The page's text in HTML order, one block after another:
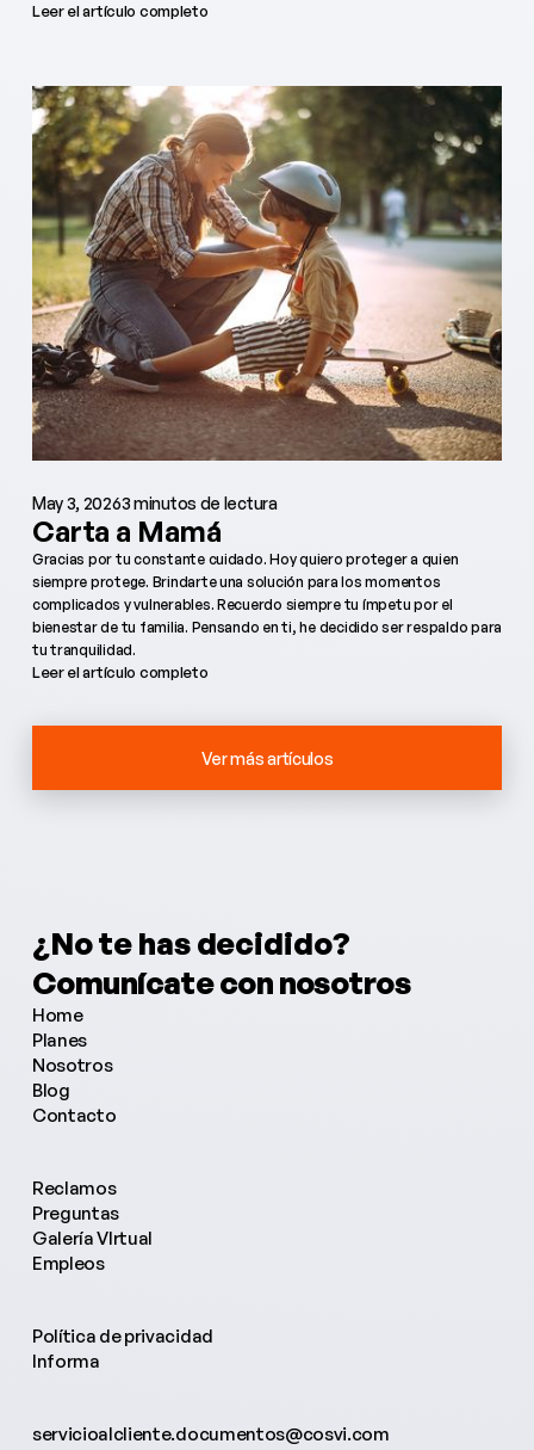
Leer el artículo completo
May 3, 20263 minutos de lectura
Carta a Mamá
Gracias por tu constante cuidado. Hoy quiero proteger a quien
siempre protege. Brindarte una solución para los momentos
complicados y vulnerables. Recuerdo siempre tu ímpetu por el
bienestar de tu familia. Pensando en ti, he decidido ser respaldo para
tu tranquilidad.
Leer el artículo completo
Ver más artículos
¿No te has decidido?
¿Necesitas más información?
¿Tienes alguna pregunta?
Comunícate con nosotros
Home
Planes
Nosotros
Blog
Contacto
Reclamos
Preguntas
Galería VIrtual
Empleos
Política de privacidad
Informa
servicioalcliente.documentos@cosvi.com